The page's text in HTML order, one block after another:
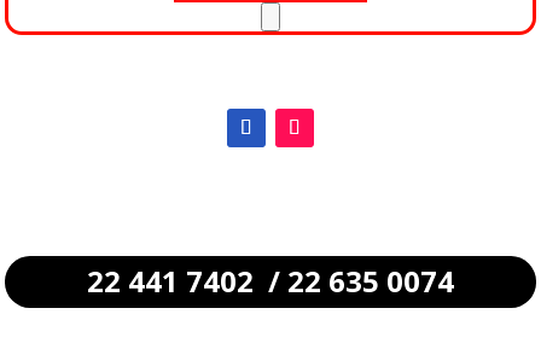
productos
22 441 7402 / 22 635 0074